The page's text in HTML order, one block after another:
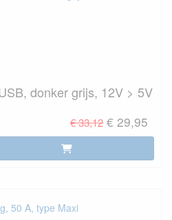
donker grijs, 12V > 5V
€ 33,12 € 29,95